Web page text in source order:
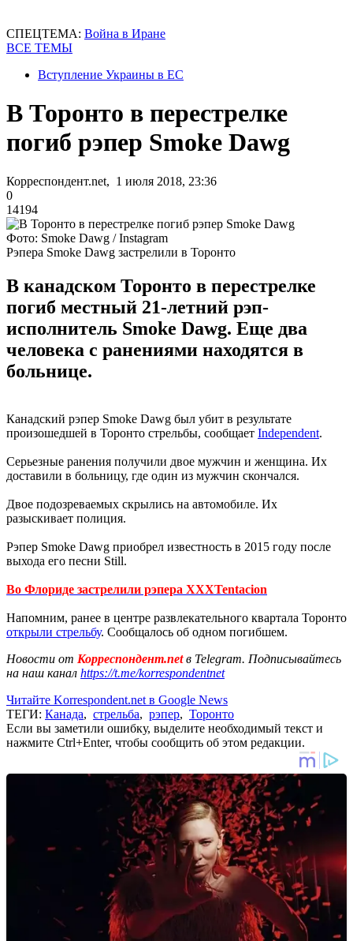
СПЕЦТЕМА: Война в Иране
ВСЕ ТЕМЫ
Вступление Украины в ЕС
В Торонто в перестрелке
погиб рэпер Smoke Dawg
Корреспондент.net, 1 июля 2018, 23:36
0
14194
Фото: Smoke Dawg / Instagram
Рэпера Smoke Dawg застрелили в Торонто
В канадском Торонто в перестрелке
погиб местный 21-летний рэп-
исполнитель Smoke Dawg. Еще два
человека с ранениями находятся в
больнице.
Канадский рэпер Smoke Dawg был убит в результате
произошедшей в Торонто стрельбы, сообщает Independent.
Серьезные ранения получили двое мужчин и женщина. Их
доставили в больницу, где один из мужчин скончался.
Двое подозреваемых скрылись на автомобиле. Их
разыскивает полиция.
Рэпер Smoke Dawg приобрел известность в 2015 году после
выхода его песни Still.
Во Флориде застрелили рэпера XXXTentacion
Напомним, ранее в центре развлекательного квартала Торонто
открыли стрельбу. Сообщалось об одном погибшем.
Новости от Корреспондент.netв Telegram. Подписывайтесь
на наш канал https://t.me/korrespondentnet
Читайте Korrespondent.net в Google News
ТЕГИ: Канада, стрельба, рэпер, Торонто
Если вы заметили ошибку, выделите необходимый текст и
нажмите Ctrl+Enter, чтобы сообщить об этом редакции.